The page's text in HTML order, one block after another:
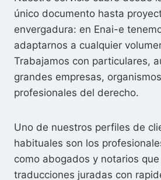
único documento hasta
envergadura: en Enai-e
adaptarnos a cualquier
Trabajamos con particulares,
grandes empresas,
profesionales del derecho.
Uno de nuestros perfiles de
habituales son los
como abogados y notarios
traducciones juradas con